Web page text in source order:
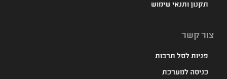
תקנון ותנאי שימוש
צור קשר
פניות לסל תרבות
כניסה למערכת